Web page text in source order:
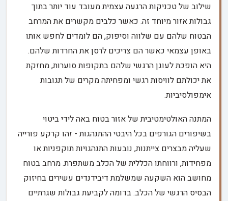
שילוב של טכניקות הרגעה עצמית מעובד עוד יותר בתוך
גבולות אזור מיוחד זה. כאשר כלבים מקשרים את המרחב
הבטוח שלהם עם שלווה וסיפוק, הם לומדים לחפש אותו
באופן עצמאי כאשר הם צריכים לרסן את החרדות שלהם.
היא הופכת לעוגן הרגשי שלהם בתקופות סוערות, מחזקת
את יכולתם לוויסות רגשי ומפחיתה מקרים של תגובות
אימפולסיביות.
המתנה האולטימטיבית של אזור בטוח באה לידי ביטוי
בשיפורים הגורפים בכל היבטי ההתנהגות - זהו קרקע פורייה
שעליה מבצרים צייתנות, נובעות התנהגויות תוקפניות או
מפחידות, ורווחתו הכללית של הכלב משתפרת. מרחב בטוח
מחושב הוא השקעה שמשלמת דיבידנדים עשירים בחיזוק
הבסיס הרגשי של הכלב. בדומה לקביעת גבולות שגרתיים